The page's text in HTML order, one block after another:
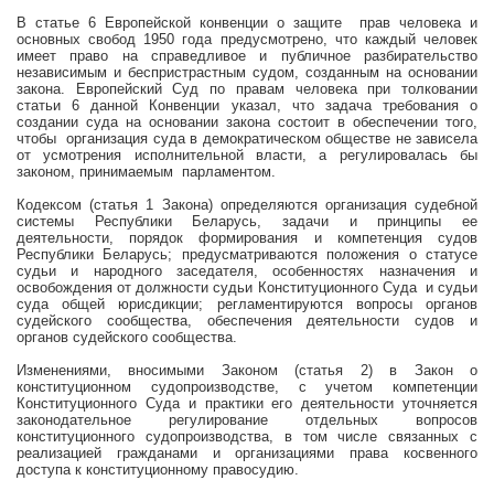
В статье 6 Европейской конвенции о защите
прав человека и
основных свобод 1950 года предусмотрено, что каждый человек
имеет право на справедливое и публичное разбирательство
независимым и беспристрастным судом, созданным на основании
закона. Европейский Суд по правам человека при толковании
статьи 6 данной Конвенции указал, что задача требования о
создании суда на основании закона состоит в обеспечении того,
чтобы организация суда в демократическом обществе не зависела
от усмотрения исполнительной власти, а регулировалась бы
законом, принимаемым
парламентом.
Кодексом (статья 1 Закона) определяются организация судебной
системы Республики Беларусь, задачи и принципы ее
деятельности, порядок формирования и компетенция судов
Республики Беларусь; предусматриваются положения о статусе
судьи и народного заседателя, особенностях назначения и
освобождения от должности судьи Конституционного Суда
и судьи
суда общей юрисдикции; регламентируются вопросы органов
судейского сообщества, обеспечения деятельности судов и
органов судейского сообщества.
Изменениями, вносимыми Законом (статья 2) в Закон о
конституционном судопроизводстве, с учетом компетенции
Конституционного Суда и практики его деятельности уточняется
законодательное регулирование отдельных вопросов
конституционного судопроизводства, в том числе связанных с
реализацией гражданами и организациями права косвенного
доступа к конституционному правосудию.